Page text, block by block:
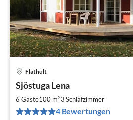
Flathult
Sjöstuga Lena
6 Gäste100 m23 Schlafzimmer
4 Bewertungen